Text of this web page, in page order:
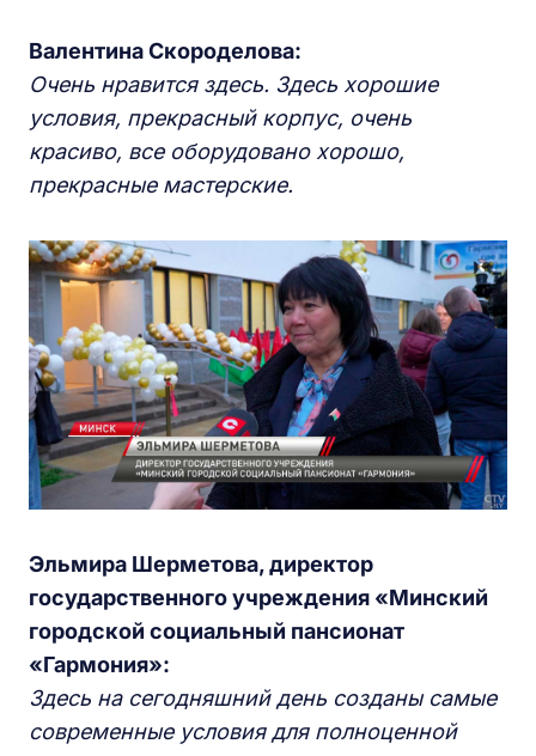
Валентина Скороделова:
Очень нравится здесь. Здесь хорошие
условия, прекрасный корпус, очень
красиво, все оборудовано хорошо,
прекрасные мастерские.
Эльмира Шерметова, директор
государственного учреждения «Минский
городской социальный пансионат
«Гармония»:
Здесь на сегодняшний день созданы самые
современные условия для полноценной